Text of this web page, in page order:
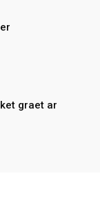
graet ar